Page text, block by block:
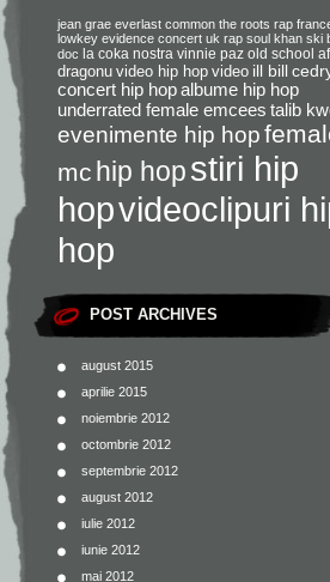
jean grae everlast common the roots rap
lowkey evidence concert uk rap soul khan ski
doc la coka nostra vinnie paz old school
dragonu video hip hop video ill bill
concert hip hopalbume hip hop
underrated female emcees talib
evenimente hip hop
mc hip hopstiri hip
hopvideoclipuri
hop
POST ARCHIVES
august 2015
aprilie 2015
noiembrie 2012
octombrie 2012
septembrie 2012
august 2012
iulie 2012
iunie 2012
mai 2012